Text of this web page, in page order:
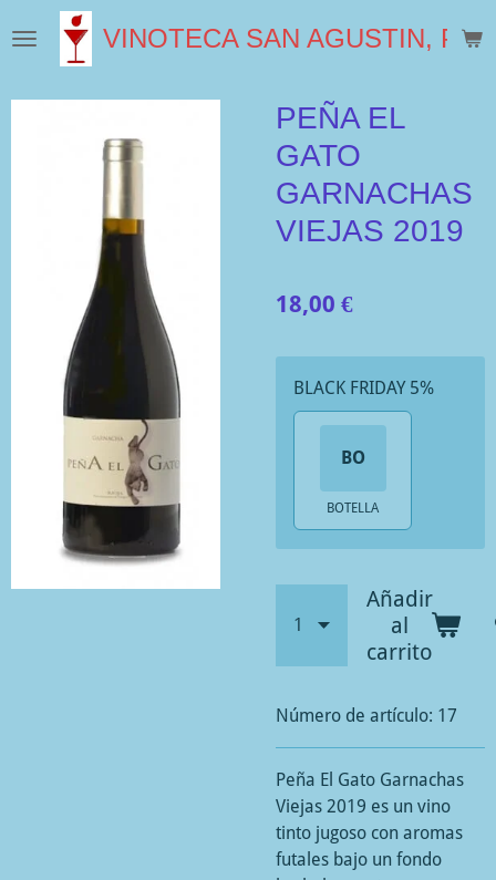
al
principal
VINOTECA SAN AGUSTIN,
PEÑA EL
GATO
GARNACHAS
VIEJAS 2019
18,00 €
BLACK FRIDAY 5%
BO
BOTELLA
Añadir
al
carrito
Número de artículo: 17
Peña El Gato Garnachas
Viejas 2019 es un vino
tinto jugoso con aromas
futales bajo un fondo